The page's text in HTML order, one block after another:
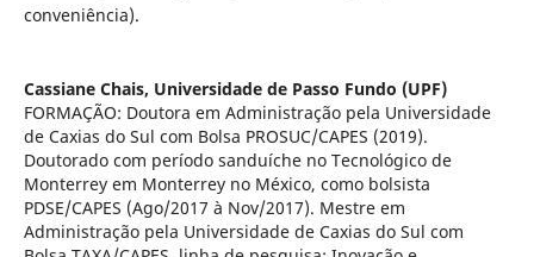
conveniência).
Cassiane Chais, Universidade de Passo Fundo (UPF)
FORMAÇÃO: Doutora em Administração pela Universidade
de Caxias do Sul com Bolsa PROSUC/CAPES (2019).
Doutorado com período sanduíche no Tecnológico de
Monterrey em Monterrey no México, como bolsista
PDSE/CAPES (Ago/2017 à Nov/2017). Mestre em
Administração pela Universidade de Caxias do Sul com